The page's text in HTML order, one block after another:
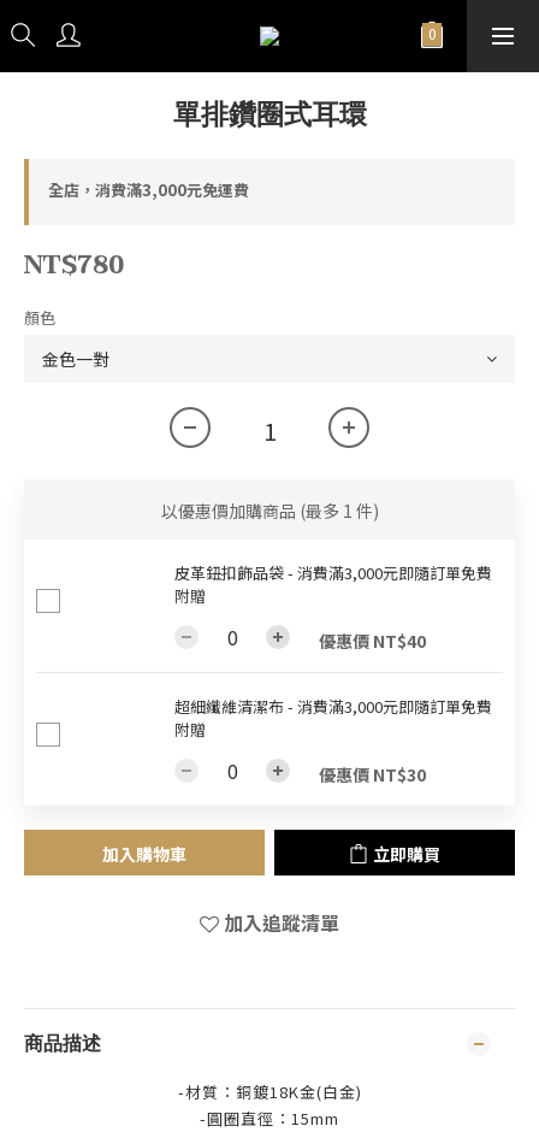
單排鑽圈式耳環
全店，消費滿3,000元免運費
NT$780
顏色
以優惠價加購商品 (最多 1 件)
皮革鈕扣飾品袋 - 消費滿3,000元即隨訂單免費
附贈
優惠價 NT$40
超細纖維清潔布 - 消費滿3,000元即隨訂單免費
附贈
優惠價 NT$30
加入購物車 立即購買
加入追蹤清單
商品描述
-材質：銅鍍18K金(白金)
-圓圈直徑：15mm